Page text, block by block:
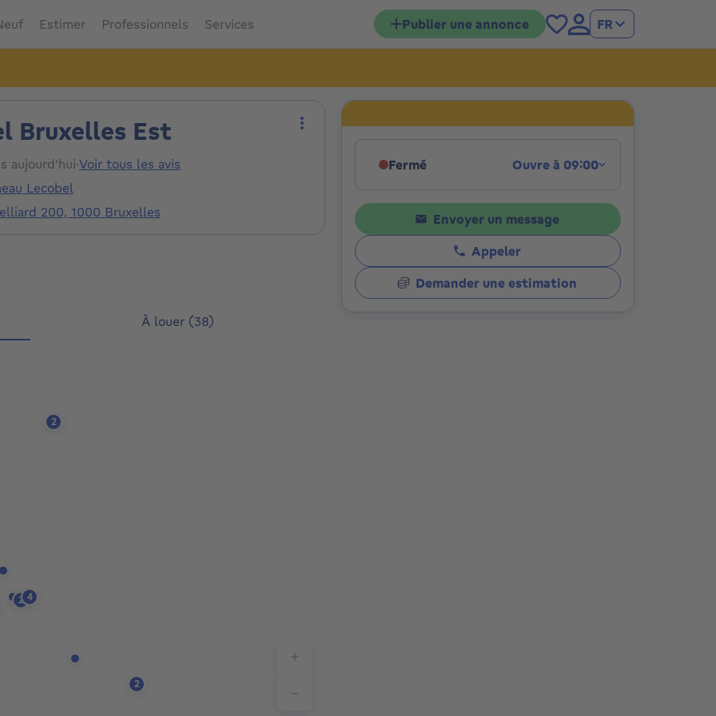
Estimer Professionnels Services Publier une annonce FR
Bruxelles Est
aujourd'hui·Voir tous les avis
Lecobel
200, 1000 Bruxelles
Plus d'actions
À louer (38)
2
2
2 4
Fermé Ouvre à 09:00
Cliquez pour afficher les horaires
Envoyer un message
Appeler
Demander une estimation